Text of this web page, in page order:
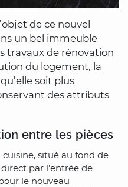
de ce nouvel
un bel immeuble
travaux de rénovation
du logement, la
soit plus
des attributs
entre les pièces
situé au fond de
par l’entrée de
le nouveau